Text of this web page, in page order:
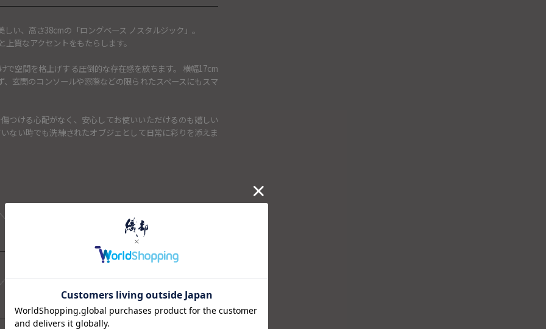
い、高さ38cmの「ロングベース ノスタルジック」。
質なアクセントをもたらします。
空間を格上げする圧倒的な存在感を放ちます。 横幅17cm
玄関のコンソールや窓際などの限られたスペースにもスマ
つける心配がなく、安心してお使いいただけるのも嬉しい
ない時でも洗練されたオブジェとして日常に彩りを添えま